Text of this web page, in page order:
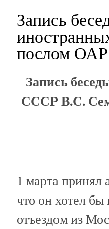
Запись
послом
Запись
СССР В.С.
1 марта принял
что он хотел бы
отъездом из